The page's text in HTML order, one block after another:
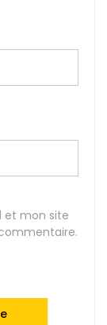
et mon site